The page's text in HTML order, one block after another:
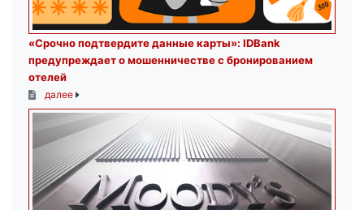
«Срочно подтвердите данные карты»: IDBank
предупреждает о мошенничестве с бронированием
отелей
далее